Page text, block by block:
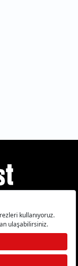
Çerezleri Sıfırla
İletişim